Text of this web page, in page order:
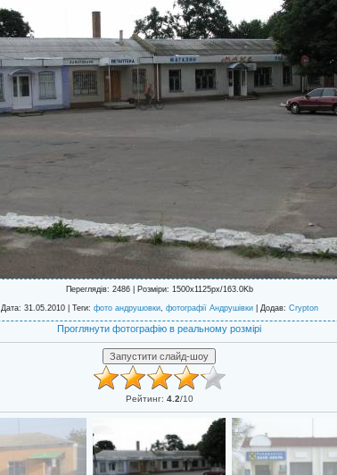
Переглядів: 2486 | Розміри: 1500x1125px/163.0Kb
Дата: 31.05.2010 | Теги: фото андрушовки, фотографії Андрушівки| Додав: Crypton
Проглянути фотографію в реальному розмірі
Рейтинг: 4.2/10